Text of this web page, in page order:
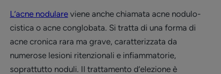
L’acne nodulare viene anche chiamata acne nodulo-
cistica o acne conglobata. Si tratta di una forma di
acne cronica rara ma grave, caratterizzata da
numerose lesioni ritenzionali e infiammatorie,
soprattutto noduli. Il trattamento d’elezione è